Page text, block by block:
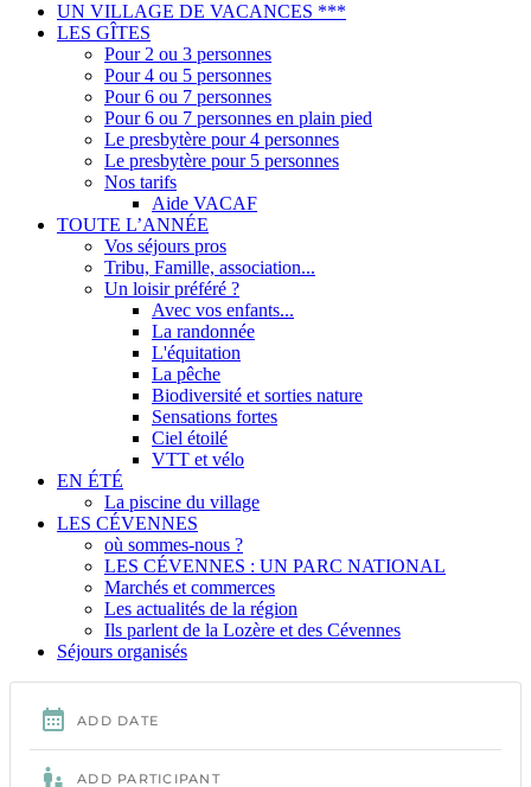
UN VILLAGE DE VACANCES ***
LES GÎTES
Pour 2 ou 3 personnes
Pour 4 ou 5 personnes
Pour 6 ou 7 personnes
Pour 6 ou 7 personnes en plain pied
Le presbytère pour 4 personnes
Le presbytère pour 5 personnes
Nos tarifs
Aide VACAF
TOUTE L’ANNÉE
Vos séjours pros
Tribu, Famille, association...
Un loisir préféré ?
Avec vos enfants...
La randonnée
L'équitation
La pêche
Biodiversité et sorties nature
Sensations fortes
Ciel étoilé
VTT et vélo
EN ÉTÉ
La piscine du village
LES CÉVENNES
où sommes-nous ?
LES CÉVENNES : UN PARC NATIONAL
Marchés et commerces
Les actualités de la région
Ils parlent de la Lozère et des Cévennes
Séjours organisés